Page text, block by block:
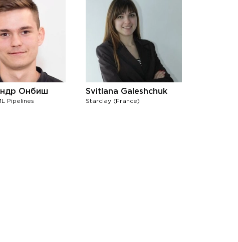
Онбиш
Pipelines
Svitlana Galeshchuk
Starclay (France)